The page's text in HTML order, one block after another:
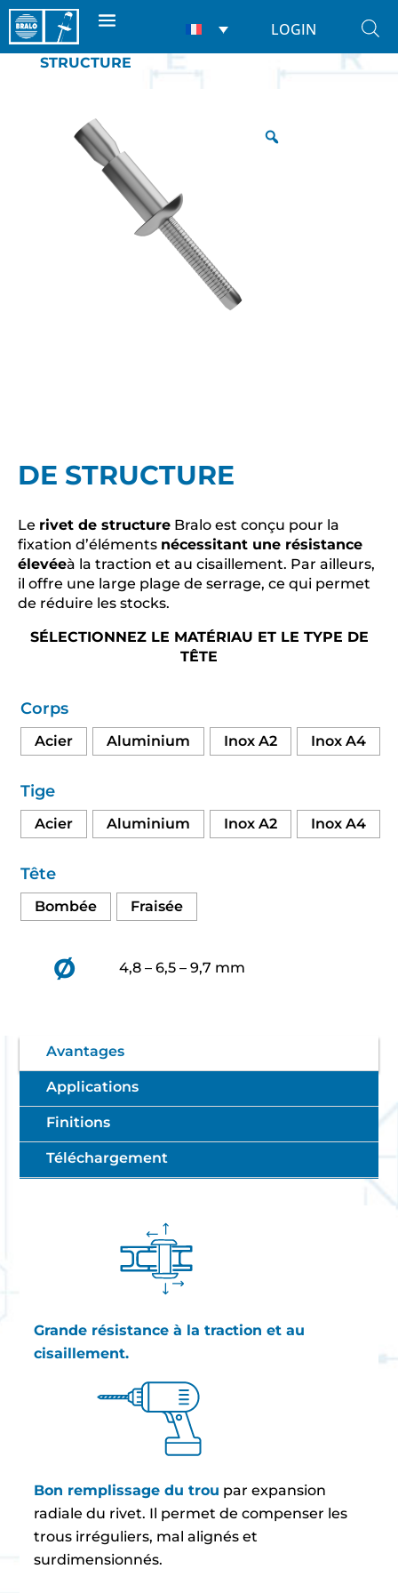
LOGIN
Accueil De Structure
/ DE
STRUCTURE
DE STRUCTURE
Le rivet de structure Bralo est conçu pour la
fixation d’éléments nécessitant une résistance
élevéeà la traction et au cisaillement. Par ailleurs,
il offre une large plage de serrage, ce qui permet
de réduire les stocks.
SÉLECTIONNEZ LE MATÉRIAU ET LE TYPE DE
TÊTE
Corps
Acier Aluminium Inox A2 Inox A4
Tige
Acier Aluminium Inox A2 Inox A4
Tête
Bombée Fraisée
Ø 4,8 – 6,5 – 9,7 mm
Avantages
Applications
Finitions
Téléchargement
Grande résistance à la traction et au
cisaillement.
Bon remplissage du trou par expansion
radiale du rivet. Il permet de compenser les
trous irréguliers, mal alignés et
surdimensionnés.